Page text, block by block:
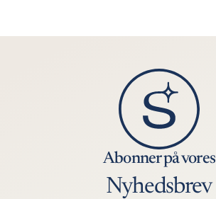
Abonner på vores
Nyhedsbrev